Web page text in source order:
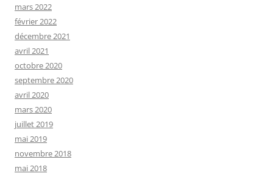
mars 2022
février 2022
décembre 2021
avril 2021
octobre 2020
septembre 2020
avril 2020
mars 2020
juillet 2019
mai 2019
novembre 2018
mai 2018